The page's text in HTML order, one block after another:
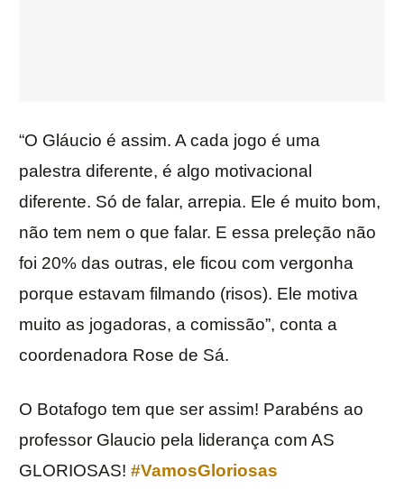
“O Gláucio é assim. A cada jogo é uma
palestra diferente, é algo motivacional
diferente. Só de falar, arrepia. Ele é muito bom,
não tem nem o que falar. E essa preleção não
foi 20% das outras, ele ficou com vergonha
porque estavam filmando (risos). Ele motiva
muito as jogadoras, a comissão”, conta a
coordenadora Rose de Sá.
O Botafogo tem que ser assim! Parabéns ao
professor Glaucio pela liderança com AS
GLORIOSAS! #VamosGloriosas